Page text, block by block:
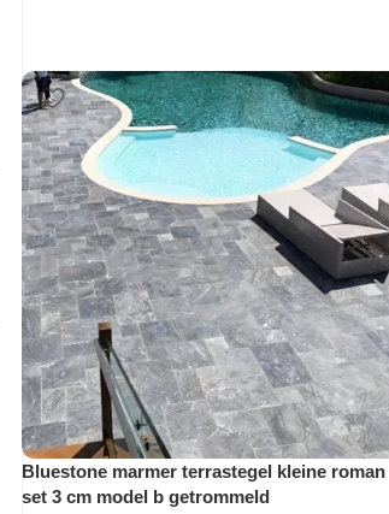
Bluestone marmer terrastegel kleine roman
set 3 cm model b getrommeld